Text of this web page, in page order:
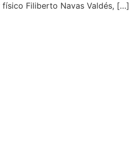
Filiberto Navas Valdés, […]